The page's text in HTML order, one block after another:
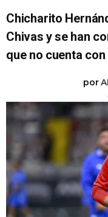
Chicharito
Chivas y se han
que no cuenta
por